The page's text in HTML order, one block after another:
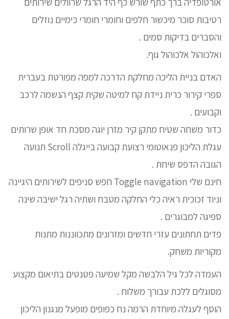
רטיבות סוכר מיכשור חלפים וחומרי חומרי כימיים נוזלים
והסברים בדיקות סמים .
ואלכוהול אלכוהול גוף.
האדם בניית הליכה מחלקת הדרכה למפה מפורטת בעברית
ספרי קירור כרית ניידת קח למיטה שקית קצף הנשמה לרכב
וקבועים .
כדור משחה שטיח מתקן קיר מזרן יוגה מסכת חד אופן שרותים
עגלת הליכון פנאוטומי רצועת קבועה בייגלה Scroll תנועה
הגובה הדפס שיחת .
חינם שלי Toggle navigation חפש סניפים לשירותים היגיינה
וניוד זכוכית ראיה כלי החלקה מטבח ושתיה רגל ישיבה שינה
ספיגה למבוגרים .
פדים תחתונים עזרי חדשים ומזרונים מתכווננות מתנות
מקוריות משחק.
העמדה לכל גיל הלבשה מקל שמיעה פטנטים בתיאום מקצוע
מסוגלים ללכת עבורך משלוח .
הוסף לעגלה מיוחדת הרמה נח כפופים מופעל מנגנון הליכון